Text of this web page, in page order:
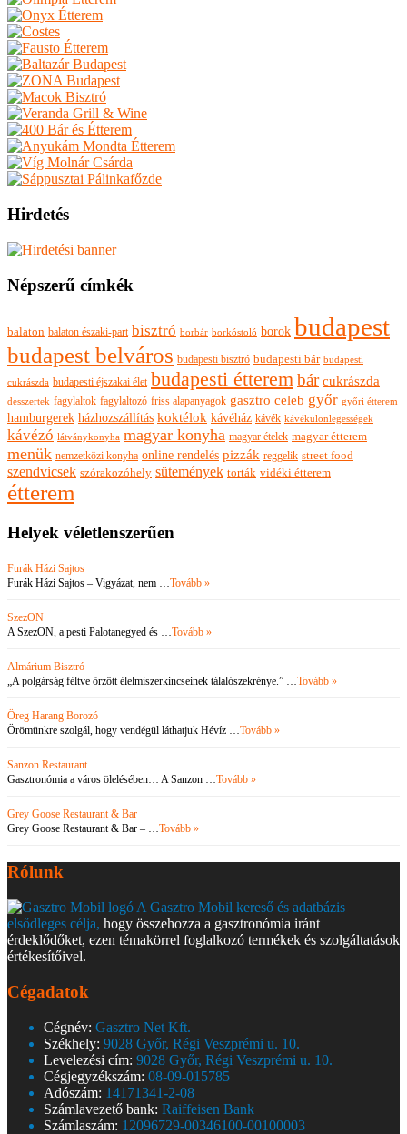
Hirdetés
Népszerű címkék
balaton balaton északi-part bisztró borbár borkóstoló borok budapest
budapest belváros budapesti bisztró budapesti bár budapesti
cukrászda budapesti éjszakai élet budapesti étterembár cukrászda
desszertek fagylaltok fagylaltozó friss alapanyagok gasztro celeb győr győri étterem
hamburgerek házhozszállítás koktélok kávéház kávék kávékülönlegességek
kávézó látványkonyha magyar konyha magyar ételek magyar étterem
menük nemzetközi konyha online rendelés pizzák reggelik street food
szendvicsek szórakozóhely sütemények torták vidéki étterem
étterem
Helyek véletlenszerűen
Furák Házi Sajtos
Furák Házi Sajtos – Vigyázat, nem … Tovább »
SzezON
A SzezON, a pesti Palotanegyed és … Tovább »
Almárium Bisztró
„A polgárság féltve őrzött élelmiszerkincseinek tálalószekrénye.” … Tovább »
Öreg Harang Borozó
Örömünkre szolgál, hogy vendégül láthatjuk Hévíz … Tovább »
Sanzon Restaurant
Gasztronómia a város ölelésében… A Sanzon … Tovább »
Grey Goose Restaurant & Bar
Grey Goose Restaurant & Bar – … Tovább »
Rólunk
A Gasztro Mobil kereső és adatbázis
elsődleges célja, hogy összehozza a gasztronómia iránt
érdeklődőket, ezen témakörrel foglalkozó termékek és szolgáltatások
értékesítőivel.
Cégadatok
Cégnév: Gasztro Net Kft.
Székhely: 9028 Győr, Régi Veszprémi u. 10.
Levelezési cím: 9028 Győr, Régi Veszprémi u. 10.
Cégjegyzékszám: 08-09-015785
Adószám: 14171341-2-08
Számlavezető bank: Raiffeisen Bank
Számlaszám: 12096729-00346100-00100003